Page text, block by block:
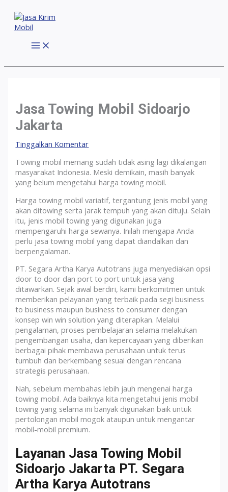
konten
MAIN
MENU
Jasa Towing Mobil Sidoarjo
Jakarta
Tinggalkan Komentar
Towing mobil memang sudah tidak asing lagi dikalangan
masyarakat Indonesia. Meski demikain, masih banyak
yang belum mengetahui harga towing mobil.
Harga towing mobil variatif, tergantung jenis mobil yang
akan ditowing serta jarak tempuh yang akan dituju. Selain
itu, jenis mobil towing yang digunakan juga
mempengaruhi harga sewanya. Inilah mengapa Anda
perlu jasa towing mobil yang dapat diandalkan dan
berpengalaman.
PT. Segara Artha Karya Autotrans juga menyediakan opsi
door to door dan port to port untuk jasa yang
ditawarkan. Sejak awal berdiri, kami berkomitmen untuk
memberikan pelayanan yang terbaik pada segi business
to business maupun business to consumer dengan
konsep win win solution yang diterapkan. Melalui
pengalaman, proses pembelajaran selama melakukan
pengembangan usaha, dan kepercayaan yang diberikan
berbagai pihak membawa perusahaan untuk terus
tumbuh dan berkembang sesuai dengan rencana
strategis perusahaan.
Nah, sebelum membahas lebih jauh mengenai harga
towing mobil. Ada baiknya kita mengetahui jenis mobil
towing yang selama ini banyak digunakan baik untuk
pertolongan mobil mogok ataupun untuk mengantar
mobil-mobil premium.
Layanan Jasa Towing Mobil
Sidoarjo Jakarta PT. Segara
Artha Karya Autotrans